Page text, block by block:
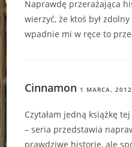
Naprawdę przerażająca
wierzyć, że ktoś był
wpadnie mi w ręce to
Cinnamon 1 MARCA, 2012
Czytałam jedną książkę
– seria przedstawia
prawdziwe historie, ale